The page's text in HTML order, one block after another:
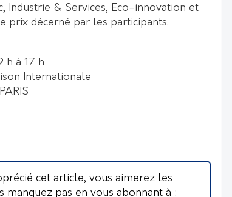
Industrie & Services, Eco-innovation et
prix décerné par les participants.
h à 17 h
Internationale
cet article, vous aimerez les
manquez pas en vous abonnant à :